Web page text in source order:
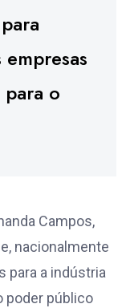
o
Campos,
nacionalmente
para a indústria
poder público